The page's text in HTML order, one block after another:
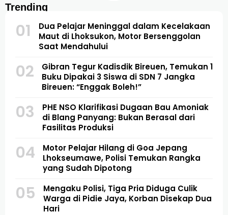
Trending
01
Dua Pelajar Meninggal dalam Kecelakaan
Maut di Lhoksukon, Motor Bersenggolan
Saat Mendahului
02
Gibran Tegur Kadisdik Bireuen, Temukan 1
Buku Dipakai 3 Siswa di SDN 7 Jangka
Bireuen: “Enggak Boleh!”
03
PHE NSO Klarifikasi Dugaan Bau Amoniak
di Blang Panyang: Bukan Berasal dari
Fasilitas Produksi
04
Motor Pelajar Hilang di Goa Jepang
Lhokseumawe, Polisi Temukan Rangka
yang Sudah Dipotong
05
Mengaku Polisi, Tiga Pria Diduga Culik
Warga di Pidie Jaya, Korban Disekap Dua
Hari